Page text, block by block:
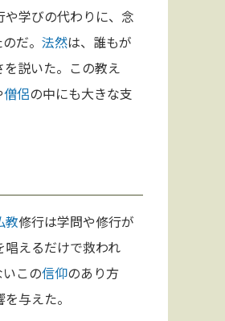
や学びの代わりに、念
だ。 法然は、誰もが
説いた。この教え
僧侶の中にも大きな支
教修行は学問や修行が
えるだけで救われ
この信仰のあり方
与えた。